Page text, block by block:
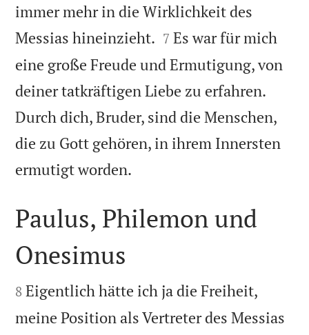
immer mehr in die Wirklichkeit des
Messias hineinzieht. 

7 Es war für mich
eine große Freude und Ermutigung, von
deiner tatkräftigen Liebe zu erfahren.
Durch dich, Bruder, sind die Menschen,
die zu Gott gehören, in ihrem Innersten
ermutigt worden.

Paulus, Philemon und
Onesimus

8 Eigentlich hätte ich ja die Freiheit,
meine Position als Vertreter des Messias